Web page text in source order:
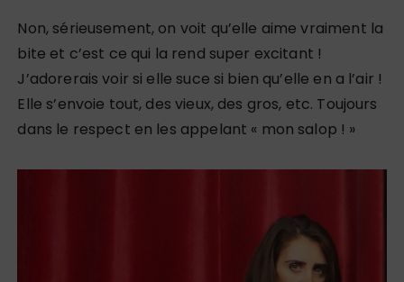
Non, sérieusement, on voit qu’elle aime vraiment la
bite et c’est ce qui la rend super excitant !
J’adorerais voir si elle suce si bien qu’elle en a l’air !
Elle s’envoie tout, des vieux, des gros, etc. Toujours
dans le respect en les appelant « mon salop ! »